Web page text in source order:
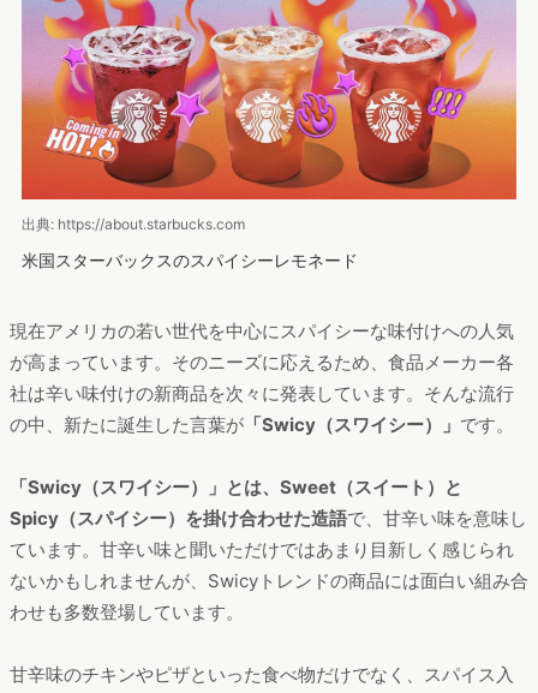
出典: https://about.starbucks.com
米国スターバックスのスパイシーレモネード
現在アメリカの若い世代を中心にスパイシーな味付けへの人気
が高まっています。そのニーズに応えるため、食品メーカー各
社は辛い味付けの新商品を次々に発表しています。そんな流行
の中、新たに誕生した言葉が 「Swicy（スワイシー）」 です。
「Swicy（スワイシー）」とは、Sweet（スイート）と
Spicy（スパイシー）を掛け合わせた造語で、甘辛い味を意味し
ています。甘辛い味と聞いただけではあまり目新しく感じられ
ないかもしれませんが、Swicyトレンドの商品には面白い組み合
わせも多数登場しています。
甘辛味のチキンやピザといった食べ物だけでなく、スパイス入